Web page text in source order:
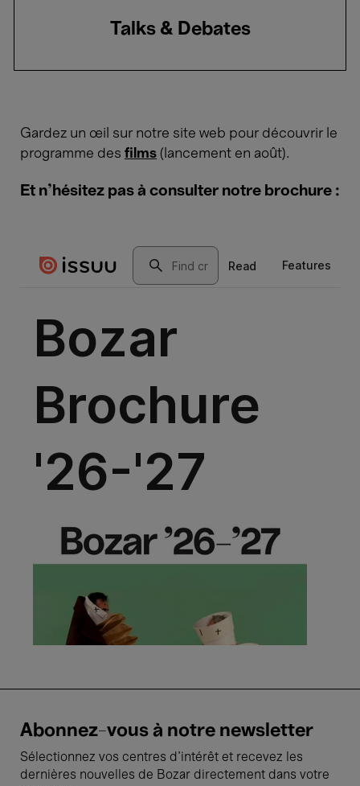
Talks & Debates
Gardez un œil sur notre site web pour découvrir le
programme des films (lancement en août).
Et n'hésitez pas à consulter notre brochure :
Abonnez-vous à notre newsletter
Sélectionnez vos centres d'intérêt et recevez les
dernières nouvelles de Bozar directement dans votre